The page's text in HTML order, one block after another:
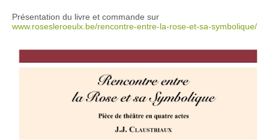
Présentation du livre et commande sur
www.rosesleroeulx.be/rencontre-entre-la-rose-et-sa-symbolique/